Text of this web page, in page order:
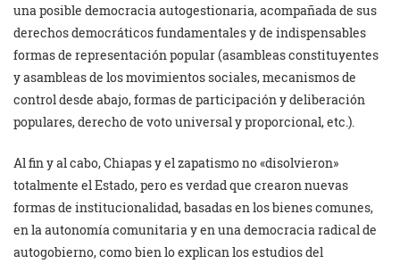
una posible democracia autogestionaria, acompañada de sus
derechos democráticos fundamentales y de indispensables
formas de representación popular (asambleas constituyentes
y asambleas de los movimientos sociales, mecanismos de
control desde abajo, formas de participación y deliberación
populares, derecho de voto universal y proporcional, etc.).
Al fin y al cabo, Chiapas y el zapatismo no «disolvieron»
totalmente el Estado, pero es verdad que crearon nuevas
formas de institucionalidad, basadas en los bienes comunes,
en la autonomía comunitaria y en una democracia radical de
autogobierno, como bien lo explican los estudios del